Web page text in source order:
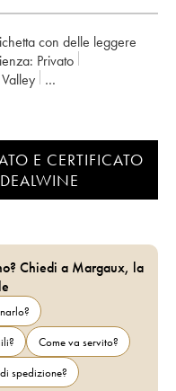
con delle leggere
privato
Valley
E CERTIFICATO
Chiedi a Margaux, la
Come va servito?
spedizione?